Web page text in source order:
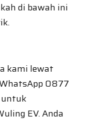
di bawah ini
kami lewat
0877
EV. Anda